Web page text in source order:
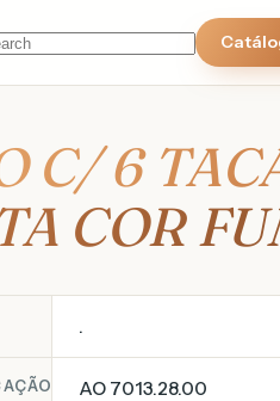
C/ 6
COR
.
AO 7013.28.00